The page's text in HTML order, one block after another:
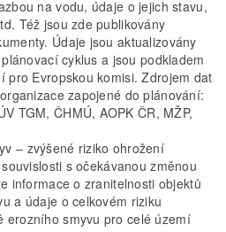
na vodu, údaje o jejich stavu,
Též jsou zde publikovány
Údaje jsou aktualizovány
cyklus a jsou podkladem
pro Evropskou komisi. Zdrojem dat
zapojené do plánování:
TGM, ČHMÚ, AOPK ČR, MŽP,
– zvýšené riziko ohrožení
s očekávanou změnou
informace o zranitelnosti objektů
a údaje o celkovém riziku
erozního smyvu pro celé území